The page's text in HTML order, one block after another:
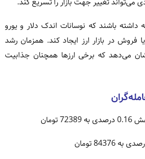
داشته باشند که نوسانات اندک دلار و یورو
فروش در بازار ارز ایجاد کند. همزمان رشد
نشان می‌دهد که برخی ارزها همچنان جذابیت
تومان